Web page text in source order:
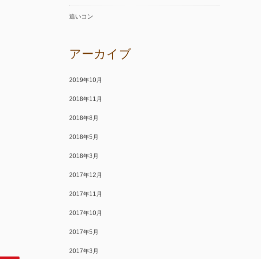
追いコン
アーカイブ
2019年10月
2018年11月
2018年8月
2018年5月
2018年3月
2017年12月
2017年11月
2017年10月
2017年5月
2017年3月